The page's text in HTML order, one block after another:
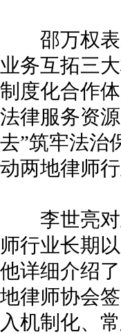
邵万权表
业务互拓三
制度化合作
法律服务资
去”筑牢法治
动两地律师
李世亮对
师行业长期
他详细介绍
地律师协会
入机制化、